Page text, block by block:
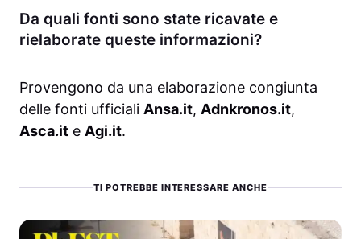
Da quali fonti sono state ricavate e
rielaborate queste informazioni?
Provengono da una elaborazione congiunta
delle fonti ufficiali Ansa.it, Adnkronos.it,
Asca.it e Agi.it.
TI POTREBBE INTERESSARE ANCHE